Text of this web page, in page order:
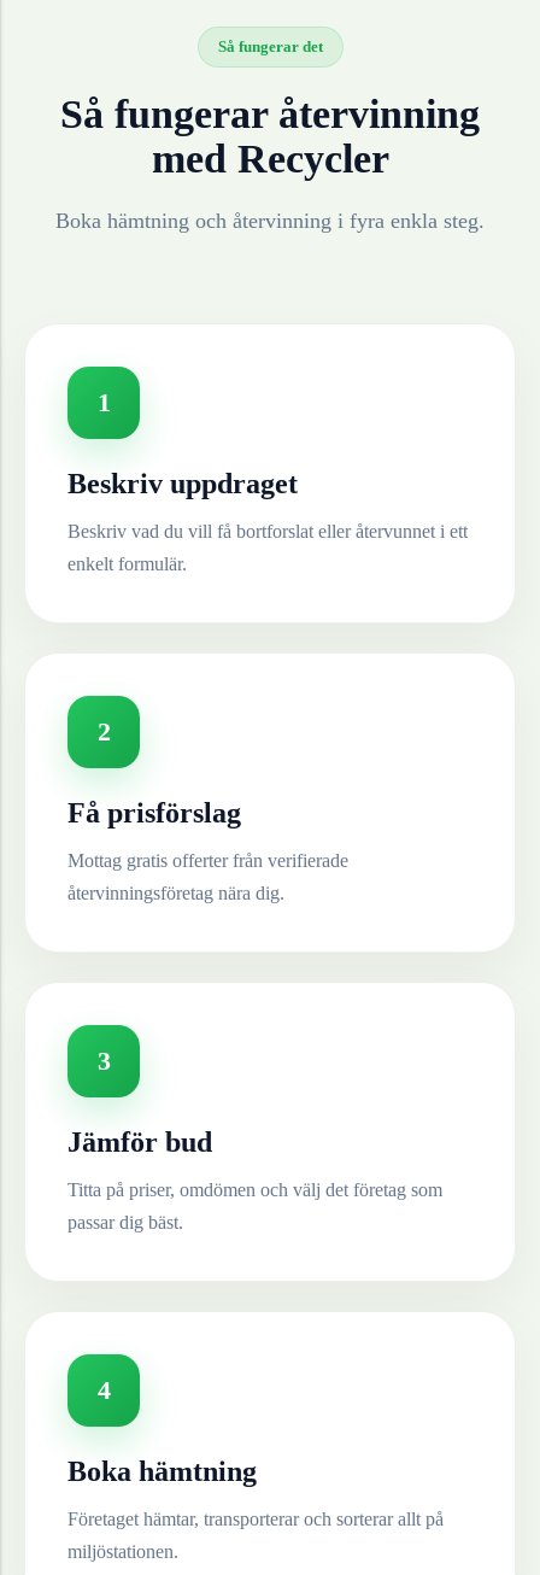
Så fungerar det
Så fungerar återvinning
med Recycler
Boka hämtning och återvinning i fyra enkla steg.
1
Beskriv uppdraget
Beskriv vad du vill få bortforslat eller återvunnet i ett
enkelt formulär.
2
Få prisförslag
Mottag gratis offerter från verifierade
återvinningsföretag nära dig.
3
Jämför bud
Titta på priser, omdömen och välj det företag som
passar dig bäst.
4
Boka hämtning
Företaget hämtar, transporterar och sorterar allt på
miljöstationen.